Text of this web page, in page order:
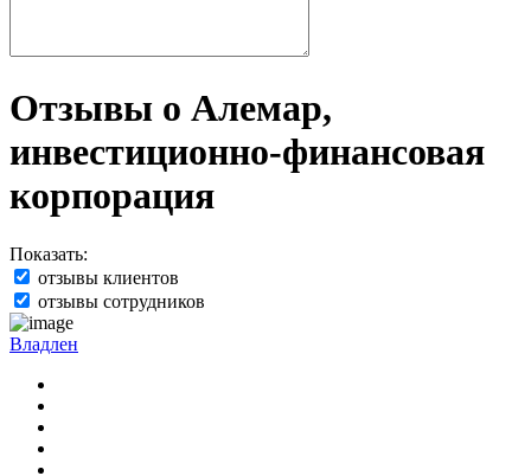
Отзывы о Алемар,
инвестиционно-финансовая
корпорация
Показать:
отзывы клиентов
отзывы сотрудников
Владлен